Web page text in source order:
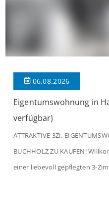
06.08.2026
Eigentumswohnung in
verfügbar)
ATTRAKTIVE 3Zi.-
BUCHHOLZ ZU KAUFEN!
einer liebevoll gepflegten 3-